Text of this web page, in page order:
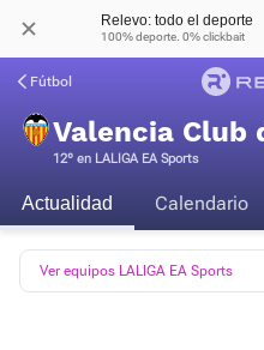
Relevo: todo el deporte
100% deporte. 0% clickbait
Fútbol
Valencia Club
12º en LALIGA EA Sports
Actualidad Calendario
Ver equipos LALIGA EA Sports